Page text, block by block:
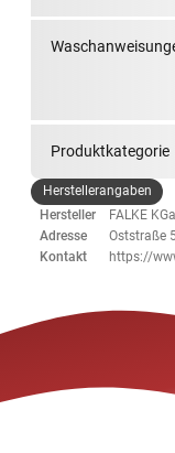
Produktkategorie
Herstellerangaben
Hersteller
FALKE
Adresse
Oststraße
Kontakt
https://